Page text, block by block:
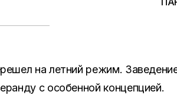
на летний режим.
с особенной концепцией.